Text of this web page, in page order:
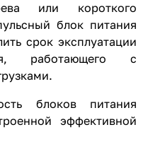
или короткого
блок питания
срок эксплуатации
работающего с
блоков питания
эффективной